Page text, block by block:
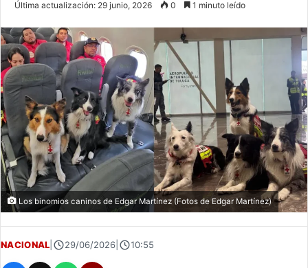
Última actualización: 29 junio, 2026 0 1 minuto leído
Los binomios caninos de Edgar Martínez (Fotos de Edgar Martínez)
NACIONAL 29/06/2026 10:55